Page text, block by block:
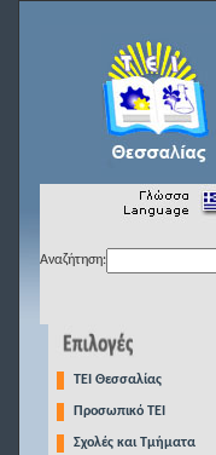
Αναζήτηση:
TEI Θεσσαλίας
Προσωπικό ΤΕΙ
Σχολές και Τμήματα